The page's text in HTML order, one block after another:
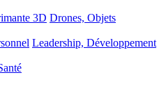
3D Drones, Objets
Leadership, Développement